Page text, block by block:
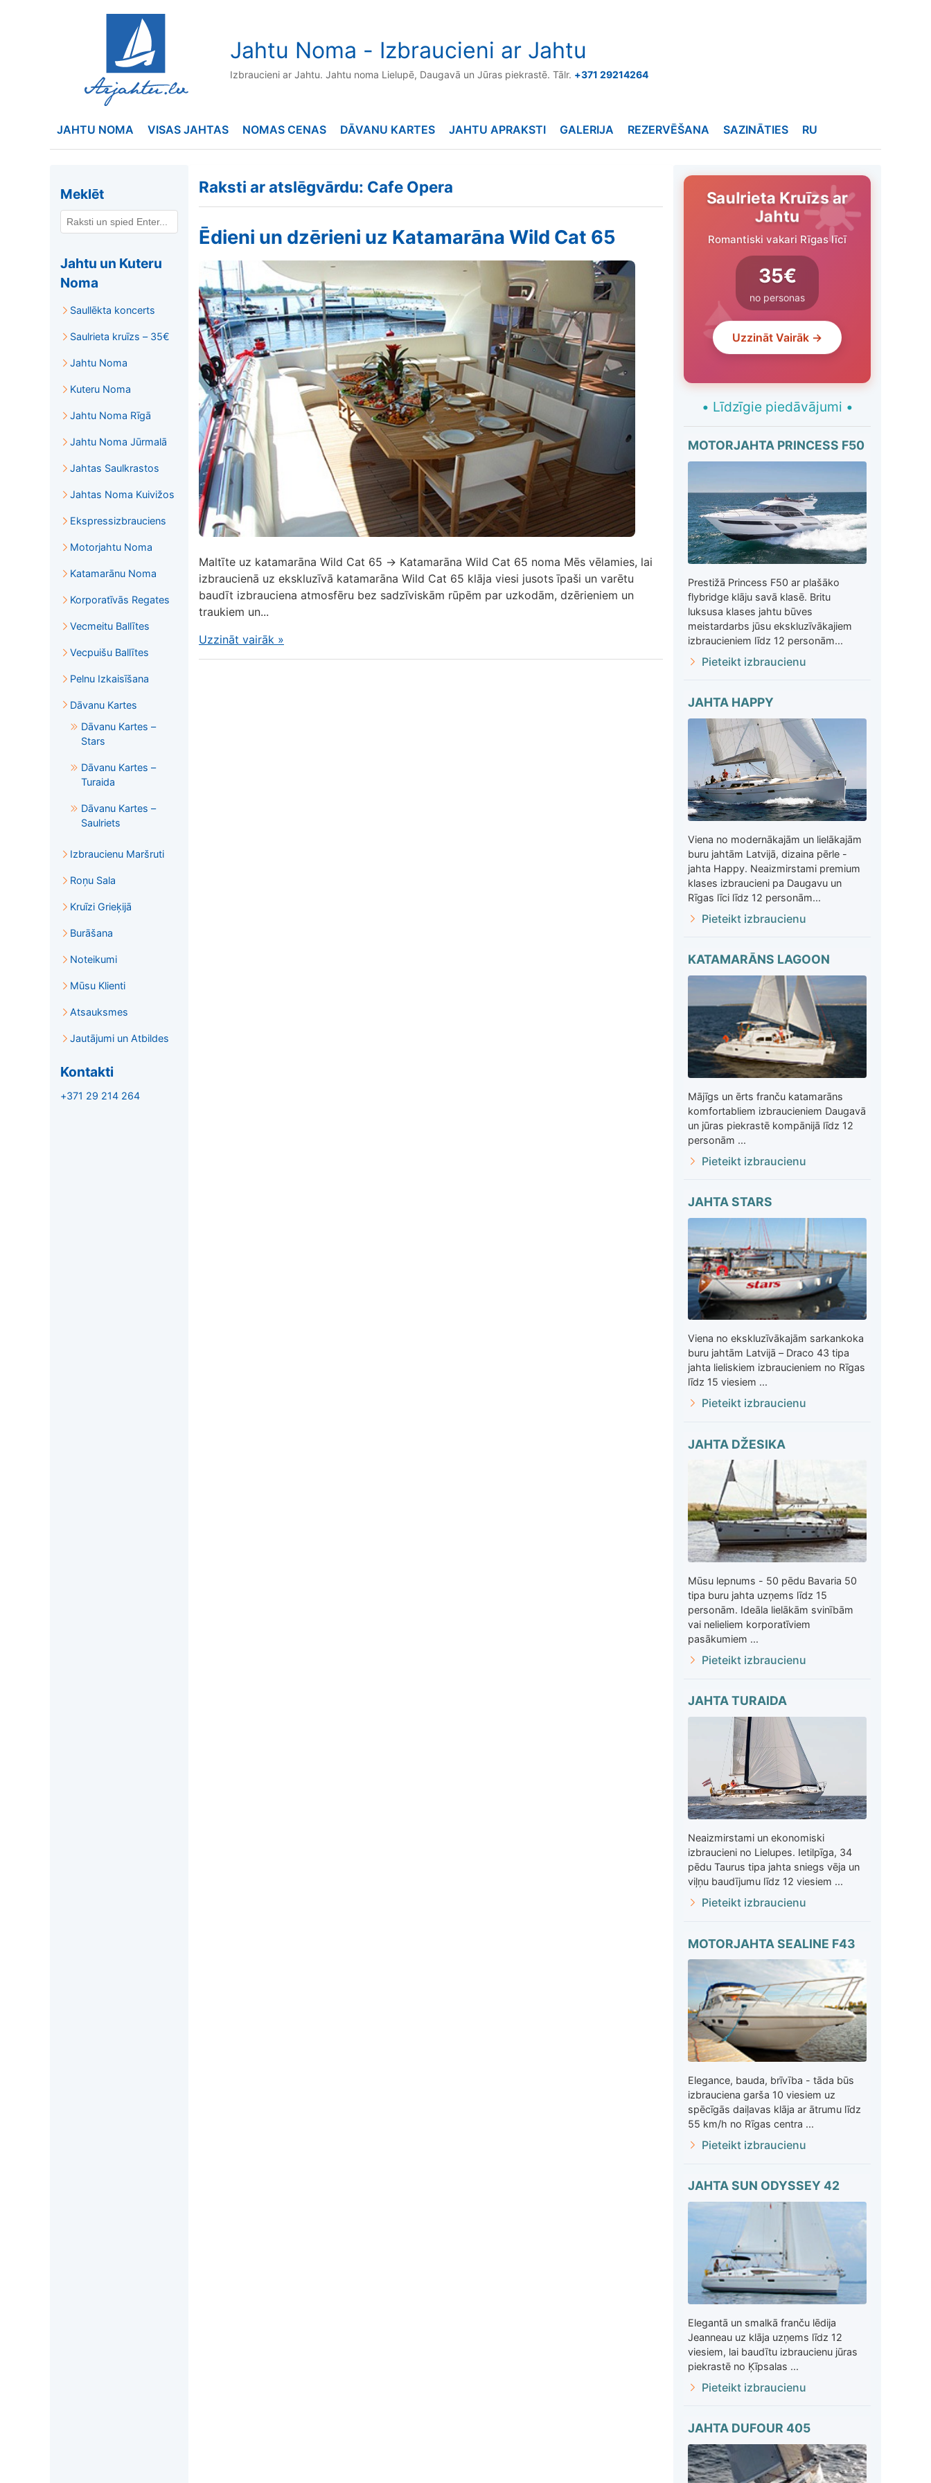
Jahtu Noma - Izbraucieni ar Jahtu
Izbraucieni ar Jahtu. Jahtu noma Lielupē, Daugavā un Jūras piekrastē. Tālr. +371 29214264
JAHTU NOMA VISAS JAHTAS NOMAS CENAS DĀVANU KARTES JAHTU APRAKSTI GALERIJA REZERVĒŠANA SAZINĀTIES RU
Meklēt
Jahtu un Kuteru
Noma
Saullēkta koncerts
Saulrieta kruīzs – 35€
Jahtu Noma
Kuteru Noma
Jahtu Noma Rīgā
Jahtu Noma Jūrmalā
Jahtas Saulkrastos
Jahtas Noma Kuivižos
Ekspressizbrauciens
Motorjahtu Noma
Katamarānu Noma
Korporatīvās Regates
Vecmeitu Ballītes
Vecpuišu Ballītes
Pelnu Izkaisīšana
Dāvanu Kartes
Dāvanu Kartes –
Stars
Dāvanu Kartes –
Turaida
Dāvanu Kartes –
Saulriets
Izbraucienu Maršruti
Roņu Sala
Kruīzi Grieķijā
Burāšana
Noteikumi
Mūsu Klienti
Atsauksmes
Jautājumi un Atbildes
Kontakti
+371 29 214 264
Raksti ar atslēgvārdu: Cafe Opera
Ēdieni un dzērieni uz Katamarāna Wild Cat 65
Maltīte uz katamarāna Wild Cat 65 → Katamarāna Wild Cat 65 noma Mēs vēlamies, lai
izbraucienā uz ekskluzīvā katamarāna Wild Cat 65 klāja viesi jusots īpaši un varētu
baudīt izbrauciena atmosfēru bez sadzīviskām rūpēm par uzkodām, dzērieniem un
traukiem un...
Uzzināt vairāk »
Saulrieta Kruīzs ar
Jahtu
Romantiski vakari Rīgas līcī
35€
no personas
Uzzināt Vairāk →
• Līdzīgie piedāvājumi •
MOTORJAHTA PRINCESS F50
Prestižā Princess F50 ar plašāko
flybridge klāju savā klasē. Britu
luksusa klases jahtu būves
meistardarbs jūsu ekskluzīvākajiem
izbraucieniem līdz 12 personām...
Pieteikt izbraucienu
JAHTA HAPPY
Viena no modernākajām un lielākajām
buru jahtām Latvijā, dizaina pērle -
jahta Happy. Neaizmirstami premium
klases izbraucieni pa Daugavu un
Rīgas līci līdz 12 personām...
Pieteikt izbraucienu
KATAMARĀNS LAGOON
Mājīgs un ērts franču katamarāns
komfortabliem izbraucieniem Daugavā
un jūras piekrastē kompānijā līdz 12
personām ...
Pieteikt izbraucienu
JAHTA STARS
Viena no ekskluzīvākajām sarkankoka
buru jahtām Latvijā – Draco 43 tipa
jahta lieliskiem izbraucieniem no Rīgas
līdz 15 viesiem ...
Pieteikt izbraucienu
JAHTA DŽESIKA
Mūsu lepnums - 50 pēdu Bavaria 50
tipa buru jahta uzņems līdz 15
personām. Ideāla lielākām svinībām
vai nelieliem korporatīviem
pasākumiem ...
Pieteikt izbraucienu
JAHTA TURAIDA
Neaizmirstami un ekonomiski
izbraucieni no Lielupes. Ietilpīga, 34
pēdu Taurus tipa jahta sniegs vēja un
viļņu baudījumu līdz 12 viesiem ...
Pieteikt izbraucienu
MOTORJAHTA SEALINE F43
Elegance, bauda, brīvība - tāda būs
izbrauciena garša 10 viesiem uz
spēcīgās daiļavas klāja ar ātrumu līdz
55 km/h no Rīgas centra ...
Pieteikt izbraucienu
JAHTA SUN ODYSSEY 42
Elegantā un smalkā franču lēdija
Jeanneau uz klāja uzņems līdz 12
viesiem, lai baudītu izbraucienu jūras
piekrastē no Ķīpsalas ...
Pieteikt izbraucienu
JAHTA DUFOUR 405